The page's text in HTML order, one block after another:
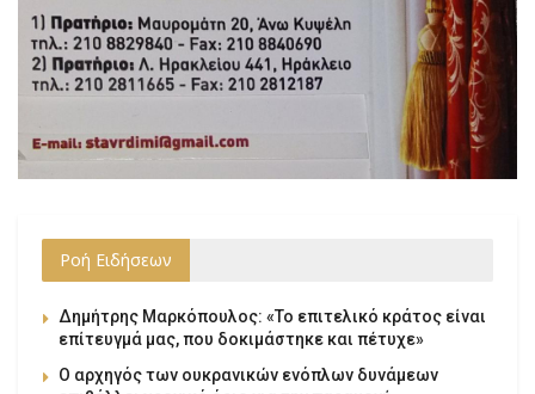
Ροή Ειδήσεων
Δημήτρης Μαρκόπουλος: «Το επιτελικό κράτος είναι
επίτευγμά μας, που δοκιμάστηκε και πέτυχε»
Ο αρχηγός των ουκρανικών ενόπλων δυνάμεων